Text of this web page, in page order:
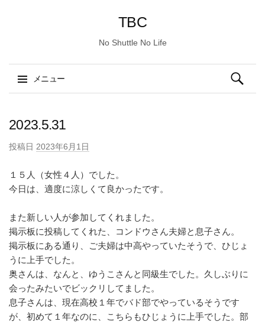
TBC
No Shuttle No Life
メニュー
ン
ン
へ
ス
ッ
プ
検
索:
2023.5.31
投稿日 2023年6月1日
１５人（女性４人）でした。
今日は、適度に涼しくて良かったです。
また新しい人が参加してくれました。
掲示板に投稿してくれた、コンドウさん夫婦と息子さん。
掲示板にある通り、ご夫婦は中高やっていたそうで、ひじょ
うに上手でした。
奥さんは、なんと、ゆうこさんと同級生でした。久しぶりに
会ったみたいでビックリしてました。
息子さんは、現在高校１年でバド部でやっているそうです
が、初めて１年なのに、こちらもひじょうに上手でした。部